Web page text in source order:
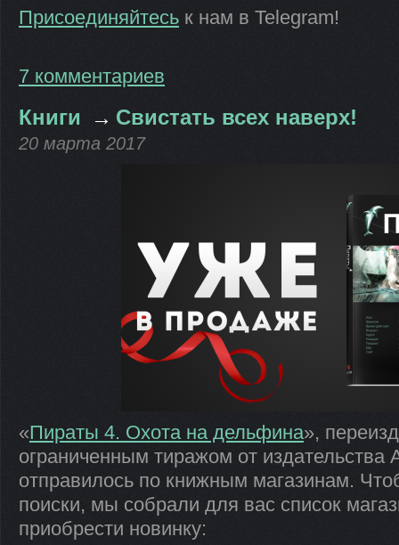
Присоединяйтесь к нам в Telegram!
7 комментариев
Книги → Свистать всех наверх!
20 марта 2017
«Пираты 4. Охота на дельфина»,
ограниченным тиражом от издательства
отправилось по книжным магазинам.
поиски, мы собрали для вас список
приобрести новинку: